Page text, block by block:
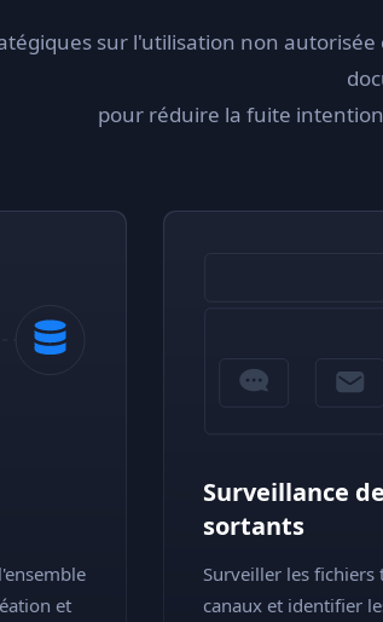
sur l'utilisation non
pour réduire la fuite
et
Surveillance
sortants
Surveiller les
canaux et identifier